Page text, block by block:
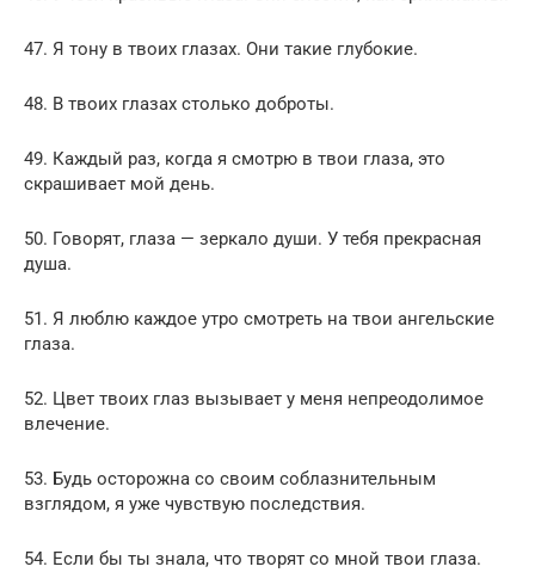
47. Я тону в твоих глазах. Они такие глубокие.
48. В твоих глазах столько доброты.
49. Каждый раз, когда я смотрю в твои глаза, это
скрашивает мой день.
50. Говорят, глаза — зеркало души. У тебя прекрасная
душа.
51. Я люблю каждое утро смотреть на твои ангельские
глаза.
52. Цвет твоих глаз вызывает у меня непреодолимое
влечение.
53. Будь осторожна со своим соблазнительным
взглядом, я уже чувствую последствия.
54. Если бы ты знала, что творят со мной твои глаза.